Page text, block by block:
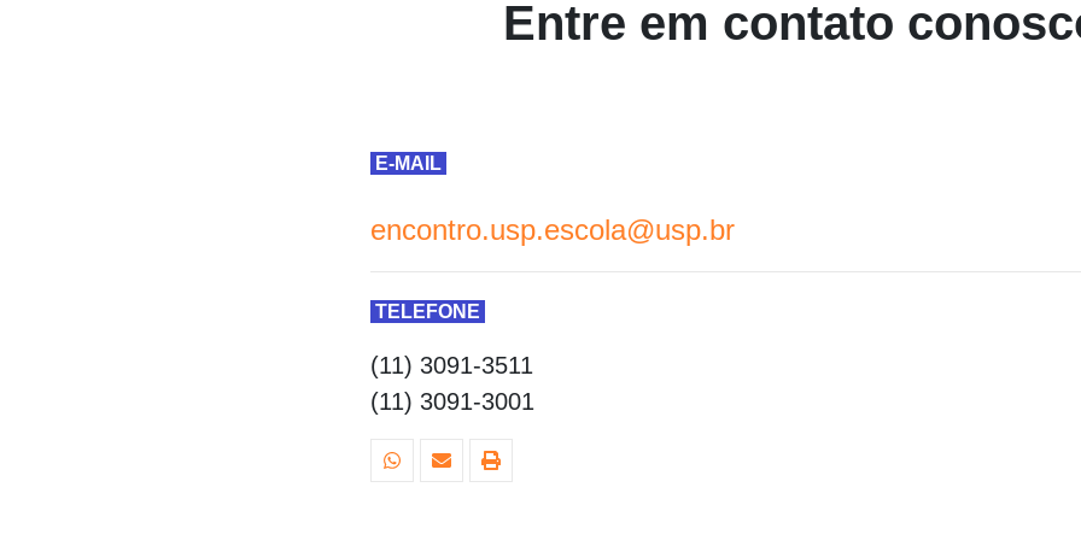
Entre em contato
E-MAIL
encontro.usp.escola@usp.br
TELEFONE
(11) 3091-3511
(11) 3091-3001